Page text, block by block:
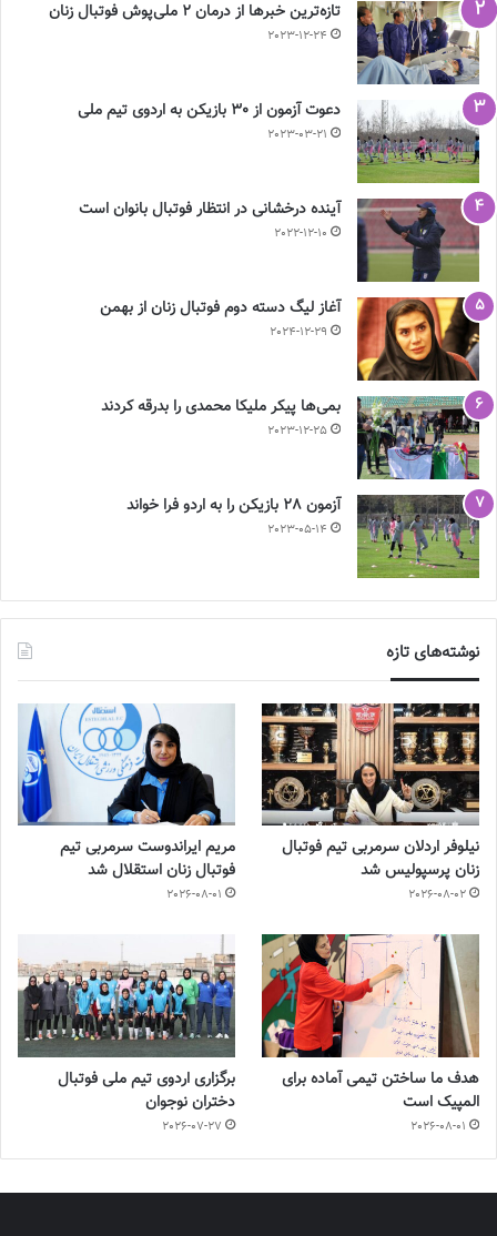
تازه‌ترین خبرها از درمان ۲ ملی‌پوش فوتبال زنان
2023-12-24
دعوت آزمون از 30 بازیکن به اردوی تیم ملی
2023-03-21
آینده درخشانی در انتظار فوتبال بانوان است
2022-12-10
آغاز لیگ دسته دوم فوتبال زنان از بهمن
2024-12-29
بمی‌ها پیکر ملیکا محمدی را بدرقه کردند
2023-12-25
آزمون 28 بازیکن را به اردو فرا خواند
2023-05-14
نوشته‌های تازه
نیلوفر اردلان سرمربی تیم فوتبال
زنان پرسپولیس شد
2026-08-02
مریم ایراندوست سرمربی تیم
فوتبال زنان استقلال شد
2026-08-01
هدف ما ساختن تیمی آماده برای
المپیک است
2026-08-01
برگزاری اردوی تیم ملی فوتبال
دختران نوجوان
2026-07-27